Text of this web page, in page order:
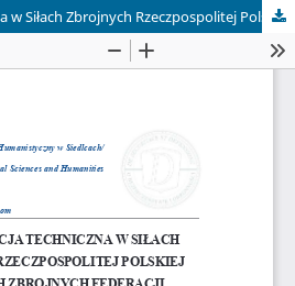
Modernizacja techniczna w Siłach Zbrojnych Rzeczpospolitej Polskiej i w Siłach Zbrojnych Federacji Rosyjskiej - wybrane zagadnienia